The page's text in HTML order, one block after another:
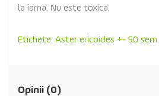
la iarnă. Nu este toxică.
Etichete: Aster ericoides +- 50 sem.
Opinii (0)